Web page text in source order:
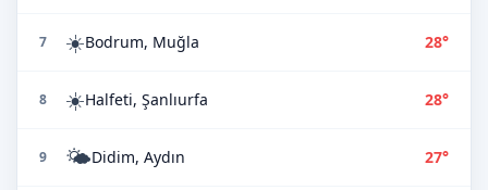
7 ☀️Bodrum, Muğla 28°
8 ☀️Halfeti, Şanlıurfa 28°
9 🌤️Didim, Aydın 27°